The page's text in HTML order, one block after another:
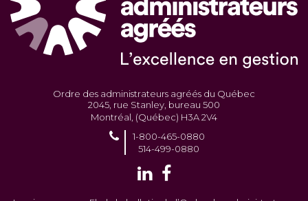
Ordre des administrateurs agréés du Québec
2045, rue Stanley, bureau 500
Montréal, (Québec) H3A 2V4
1-800-465-0880
514-499-0880